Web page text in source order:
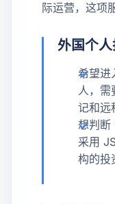
际运营，这项
外国个
希望进
人，需
记和远
想判断
采用
构的投